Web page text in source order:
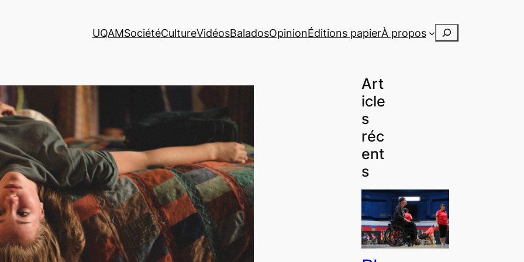
UQAMSociétéCultureVidéosBaladosOpinionÉditions papierÀ propos Rechercher
Art
icle
s
réc
ent
s